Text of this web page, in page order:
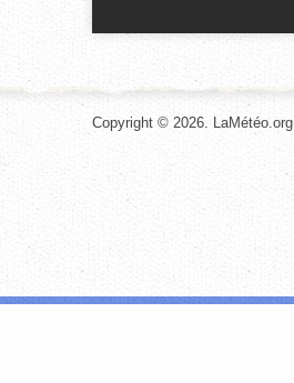
Copyright © 2026. LaMétéo.org